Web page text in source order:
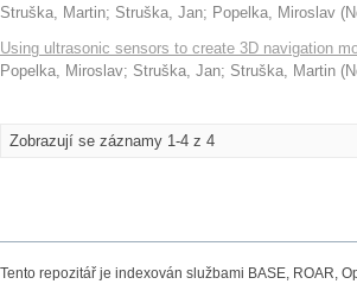
Struška, Martin; Struška, Jan; Popelka, Miroslav (
Using ultrasonic sensors to create 3D navigation
Popelka, Miroslav; Struška, Jan; Struška, Martin (
Zobrazují se záznamy 1-4 z 4
Tento repozitář je indexován službami BASE, ROAR,